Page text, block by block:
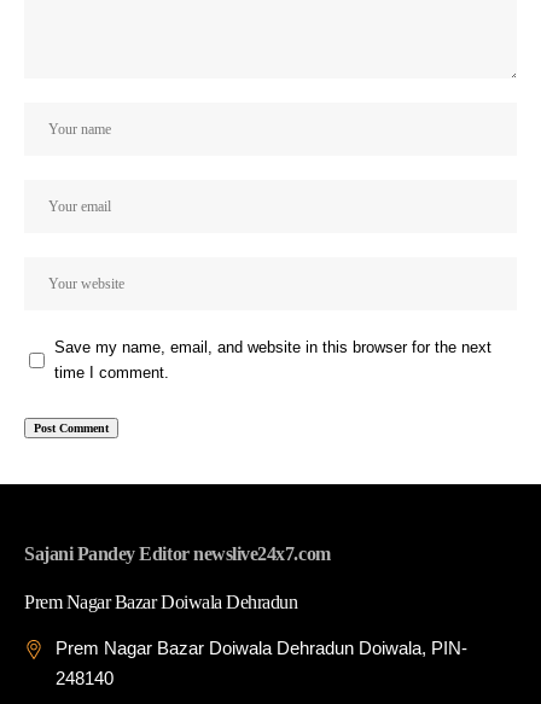
Save my name, email, and website in this browser for the next
time I comment.
Sajani Pandey Editor newslive24x7.com
Prem Nagar Bazar Doiwala Dehradun
Prem Nagar Bazar Doiwala Dehradun Doiwala, PIN-
248140